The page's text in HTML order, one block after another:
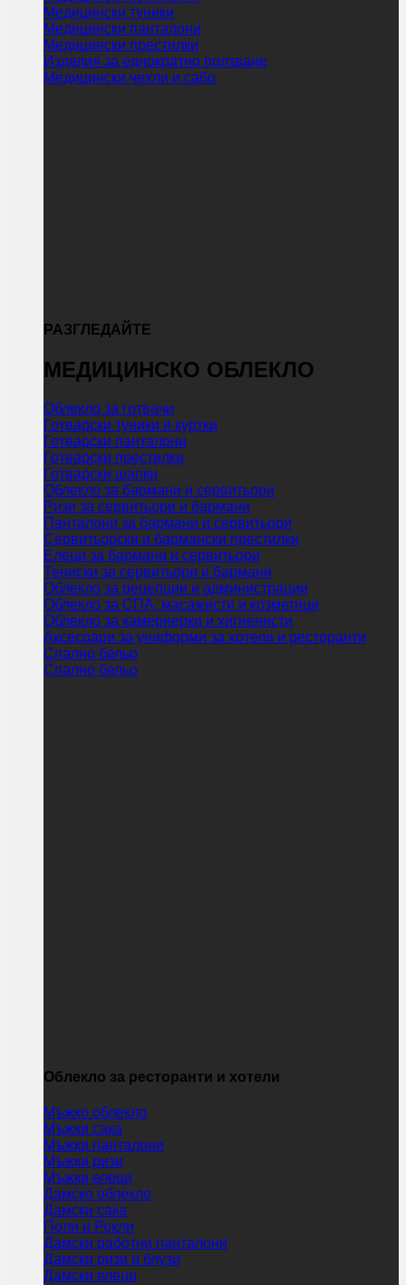
Медицински туники
Медицински панталони
Медицински престилки
Изделия за еднократно ползване
Медицински чехли и сабо
РАЗГЛЕДАЙТЕ
МЕДИЦИНСКО ОБЛЕКЛО
Облекло за готвачи
Готварски туники и куртки
Готварски панталони
Готварски престилки
Готварски шапки
Облекло за бармани и сервитьори
Ризи за сервитьори и бармани
Панталони за бармани и сервитьори
Сервитьорски и бармански престилки
Елеци за бармани и сервитьори
Тениски за сервитьори и бармани
Облекло за рецепции и администрации
Облекло за СПА, масажисти и козметици
Облекло за камериерки и хигиенисти
Аксесоари за униформи за хотели и ресторанти
Спално бельо
Спално бельо
Облекло за ресторанти и хотели
Мъжко облекло
Мъжки сака
Мъжки панталони
Мъжки ризи
Мъжки елеци
Дамско облекло
Дамски сака
Поли и Рокли
Дамски работни панталони
Дамски ризи и блузи
Дамски елеци